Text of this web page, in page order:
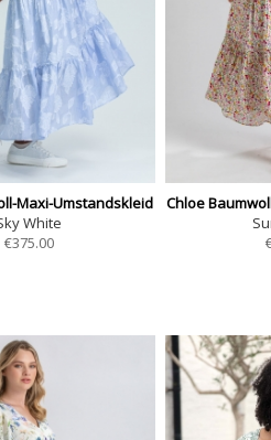
Maxi-Umstandskleid
White
€375.00
Chloe